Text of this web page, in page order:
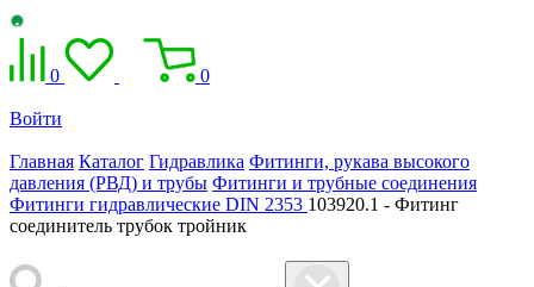
0 0
Войти
Главная Каталог Гидравлика Фитинги, рукава высокого
давления (РВД) и трубы Фитинги и трубные соединения
Фитинги гидравлические DIN 2353 103920.1 - Фитинг
соединитель трубок тройник